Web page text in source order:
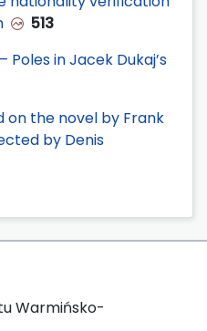
513
Poles in Jacek Dukaj’s
on the novel by Frank
by Denis
Warmińsko-